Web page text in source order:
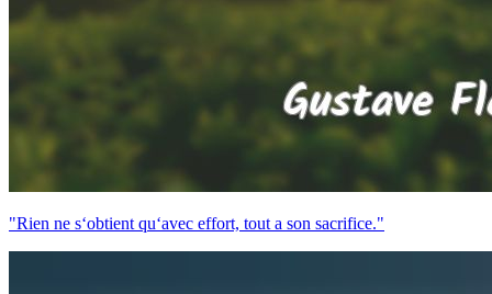
"Rien ne s‘obtient qu‘avec effort, tout a son sacrifice."